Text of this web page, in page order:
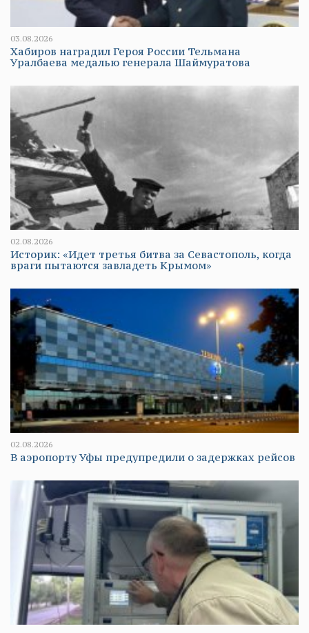
03.08.2026
Хабиров наградил Героя России Тельмана
Уралбаева медалью генерала Шаймуратова
02.08.2026
Историк: «Идет третья битва за Севастополь, когда
враги пытаются завладеть Крымом»
02.08.2026
В аэропорту Уфы предупредили о задержках рейсов